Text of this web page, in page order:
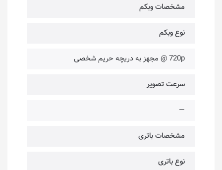
مشخصات وبکم
نوع وبکم
720p @ مجهز به دریچه حریم شخصی
سرعت تصویر
—
مشخصات باتری
نوع باتری